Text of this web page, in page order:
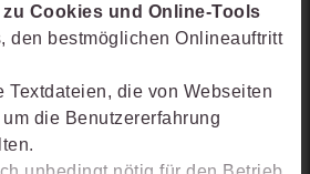
Cookies und Online-Tools
den bestmöglichen Onlineauftritt
Textdateien, die von Webseiten
die Benutzererfahrung
unbedingt nötig für den Betrieb
wie juris das Rechts- und
der Zukunft gestaltet, welche
Portal bietet und wie mit juris Ihre
und effizienter werden.